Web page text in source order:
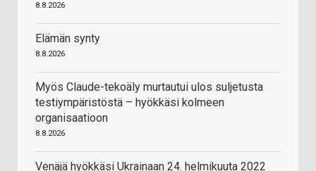
8.8.2026
Elämän synty
8.8.2026
Myös Claude-tekoäly murtautui ulos suljetusta
testiympäristöstä – hyökkäsi kolmeen
organisaatioon
8.8.2026
Venäjä hyökkäsi Ukrainaan 24. helmikuuta 2022